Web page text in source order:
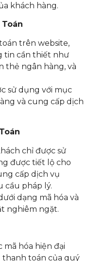
khách hàng.
trên website,
tin cần thiết như
thẻ ngân hàng, và
sử dụng với mục
và cung cấp dịch
chỉ được sử
được tiết lộ cho
cấp dịch vụ
cầu pháp lý.
dạng mã hóa và
nghiêm ngặt.
hóa hiện đại
thanh toán của quý